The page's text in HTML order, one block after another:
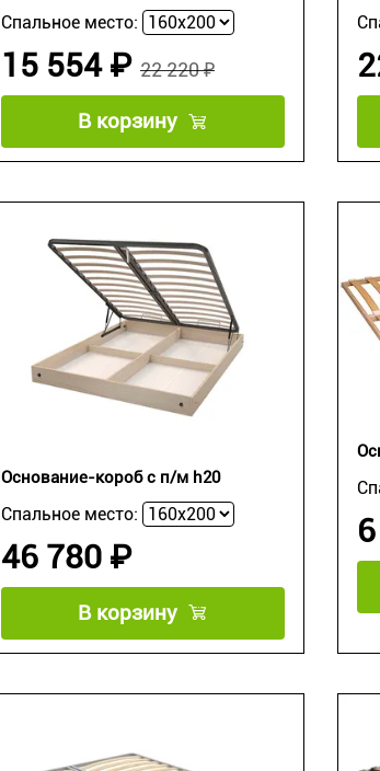
Спальное место:
22 220 ₽
15 554 ₽
В корзину
Основание-короб с п/м h20
Спальное место:
46 780 ₽
В корзину